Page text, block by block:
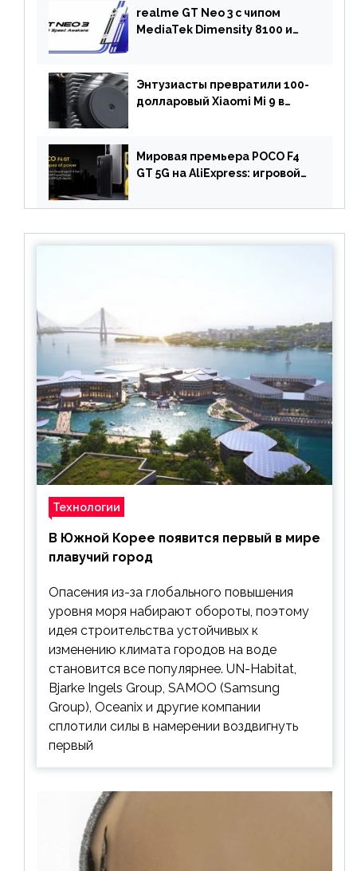
OnePlus 10 Pro
realme GT Neo 3 с чипом
MediaTek Dimensity 8100 и
Энтузиасты превратили 100-
долларовый Xiaomi Mi 9 в
Мировая премьера POCO F4
GT 5G на AliExpress: игровой
Snapdragon 8 Gen 1 по
Технологии
В Южной Корее появится первый в мире
плавучий город
Опасения из-за глобального повышения
уровня моря набирают обороты, поэтому
идея строительства устойчивых к
изменению климата городов на воде
становится все популярнее. UN-Habitat,
Bjarke Ingels Group, SAMOO (Samsung
Group), Oceanix и другие компании
сплотили силы в намерении воздвигнуть
первый